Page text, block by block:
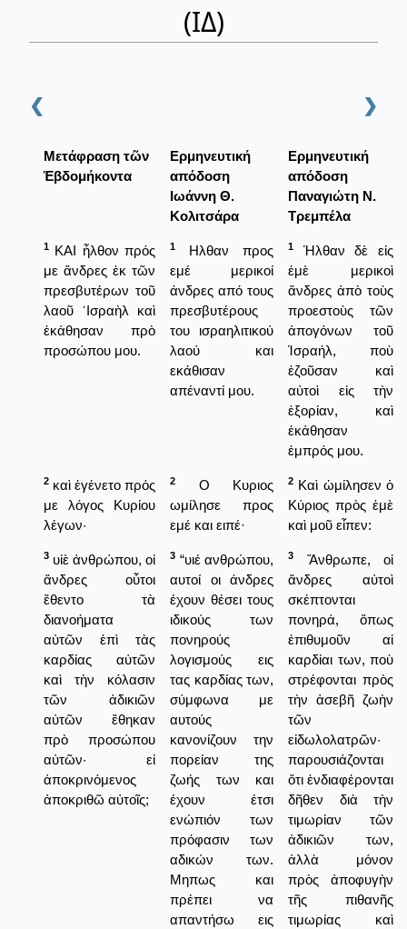
(ΙΔ)
❮ ❯
Μετάφραση τῶν
Ἑβδομήκοντα
Ερμηνευτική
απόδοση
Ιωάννη Θ.
Κολιτσάρα
Ερμηνευτική
απόδοση
Παναγιώτη Ν.
Τρεμπέλα
1 ΚΑΙ ἦλθον πρός
με ἄνδρες ἐκ τῶν
πρεσβυτέρων τοῦ
λαοῦ ᾿Ισραὴλ καὶ
ἐκάθησαν πρὸ
προσώπου μου.
1
Ηλθαν προς
εμέ μερικοί
άνδρες από τους
πρεσβυτέρους
του ισραηλιτικού
λαού και
εκάθισαν
απέναντί μου.
1
Ήλθαν δὲ εἰς
ἐμὲ μερικοὶ
ἄνδρες ἀπὸ τοὺς
προεστοὺς τῶν
ἀπογόνων τοῦ
Ἰσραήλ, ποὺ
ἐζοῦσαν καὶ
αὐτοὶ εἰς τὴν
ἐξορίαν, καὶ
ἐκάθησαν
ἐμπρός μου.
2 καὶ ἐγένετο πρός
με λόγος Κυρίου
λέγων·
2
Ο Κυριος
ωμίλησε προς
εμέ και ειπέ·
2 Καὶ ὡμίλησεν ὁ
Κύριος πρὸς ἐμὲ
καὶ μοῦ εἶπεν:
3 υἱὲ ἀνθρώπου, οἱ
ἄνδρες οὗτοι
ἔθεντο τὰ
διανοήματα
αὐτῶν ἐπὶ τὰς
καρδίας αὐτῶν
καὶ τὴν κόλασιν
τῶν ἀδικιῶν
αὐτῶν ἔθηκαν
πρὸ προσώπου
αὐτῶν· εἰ
ἀποκρινόμενος
ἀποκριθῶ αὐτοῖς;
3 “υιέ ανθρώπου,
αυτοί οι άνδρες
έχουν θέσει τους
ιδικούς των
πονηρούς
λογισμούς εις
τας καρδίας των,
σύμφωνα με
αυτούς
κανονίζουν την
πορείαν της
ζωής των και
έχουν έτσι
ενώπιόν των
πρόφασιν των
αδικών των.
Μηπως και
πρέπει να
απαντήσω εις
3
Ἄνθρωπε, οἱ
ἄνδρες αὐτοὶ
σκέπτονται
πονηρά, ὅπως
ἐπιθυμοῦν αἱ
καρδίαι των, ποὺ
στρέφονται πρὸς
τὴν ἀσεβῆ ζωὴν
τῶν
εἰδωλολατρῶν·
παρουσιάζονται
ὅτι ἐνδιαφέρονται
δῆθεν διὰ τὴν
τιμωρίαν τῶν
ἀδικιῶν των,
ἀλλὰ μόνον
πρὸς ἀποφυγὴν
τῆς πιθανῆς
τιμωρίας καὶ